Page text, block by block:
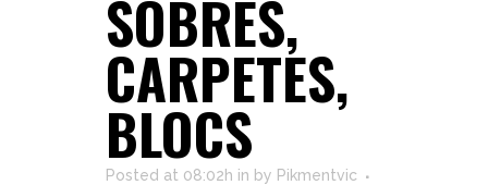
SOBRES,
CARPETES,
BLOCS
Posted at 08:02h in by Pikmentvic